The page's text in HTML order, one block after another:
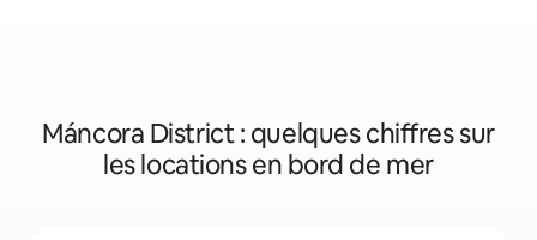
Máncora District : quelques chiffres sur
les locations en bord de mer